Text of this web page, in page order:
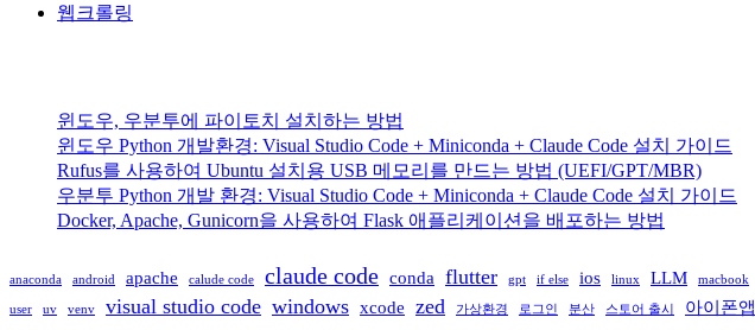
웹크롤링
윈도우, 우분투에 파이토치 설치하는 방법
윈도우 Python 개발환경: Visual Studio Code + Miniconda + Claude Code 설치 가이드
Rufus를 사용하여 Ubuntu 설치용 USB 메모리를 만드는 방법 (UEFI/GPT/MBR)
우분투 Python 개발 환경: Visual Studio Code + Miniconda + Claude Code 설치 가이드
Docker, Apache, Gunicorn을 사용하여 Flask 애플리케이션을 배포하는 방법
anaconda android apache calude code claude code conda flutter gpt if else ios linux LLM macbook
user uv venv visual studio code windows xcode zed 가상환경 로그인 분산 스토어 출시 아이폰앱